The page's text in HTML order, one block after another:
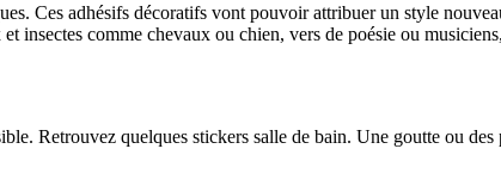
Ces adhésifs décoratifs vont pouvoir attribuer un style
insectes comme chevaux ou chien, vers de poésie ou
Retrouvez quelques stickers salle de bain. Une goutte ou